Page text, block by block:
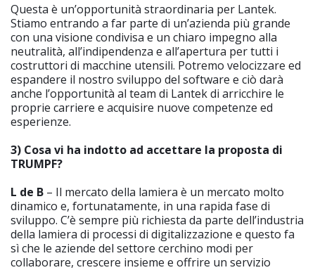
Questa è un’opportunità straordinaria per Lantek.
Stiamo entrando a far parte di un’azienda più grande
con una visione condivisa e un chiaro impegno alla
neutralità, all’indipendenza e all’apertura per tutti i
costruttori di macchine utensili. Potremo velocizzare ed
espandere il nostro sviluppo del software e ciò darà
anche l’opportunità al team di Lantek di arricchire le
proprie carriere e acquisire nuove competenze ed
esperienze.
3) Cosa vi ha indotto ad accettare la proposta di
TRUMPF?
L de B – Il mercato della lamiera è un mercato molto
dinamico e, fortunatamente, in una rapida fase di
sviluppo. C’è sempre più richiesta da parte dell’industria
della lamiera di processi di digitalizzazione e questo fa
sì che le aziende del settore cerchino modi per
collaborare, crescere insieme e offrire un servizio